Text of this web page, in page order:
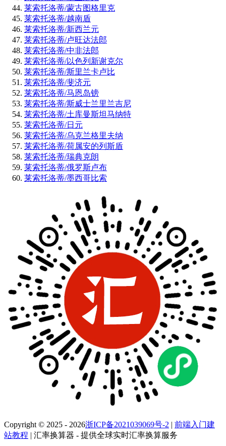
莱索托洛蒂/蒙古图格里克
莱索托洛蒂/越南盾
莱索托洛蒂/新西兰元
莱索托洛蒂/卢旺达法郎
莱索托洛蒂/中非法郎
莱索托洛蒂/以色列新谢克尔
莱索托洛蒂/斯里兰卡卢比
莱索托洛蒂/斐济元
莱索托洛蒂/马恩岛镑
莱索托洛蒂/斯威士兰里兰吉尼
莱索托洛蒂/土库曼斯坦马纳特
莱索托洛蒂/日元
莱索托洛蒂/乌克兰格里夫纳
莱索托洛蒂/荷属安的列斯盾
莱索托洛蒂/瑞典克朗
莱索托洛蒂/俄罗斯卢布
莱索托洛蒂/墨西哥比索
Copyright © 2025 - 2026浙ICP备2021039069号-2 | 前端入门建
站教程 | 汇率换算器 - 提供全球实时汇率换算服务